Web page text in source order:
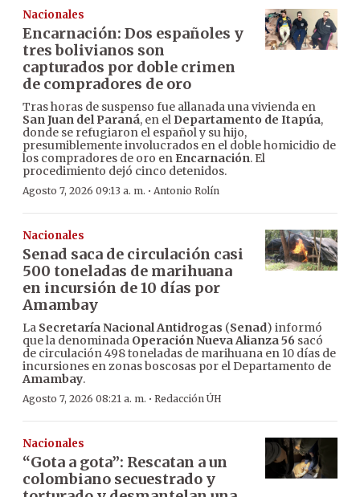
Nacionales
Encarnación: Dos españoles y
tres bolivianos son
capturados por doble crimen
de compradores de oro
Tras horas de suspenso fue allanada una vivienda en
San Juan del Paraná, en el Departamento de Itapúa,
donde se refugiaron el español y su hijo,
presumiblemente involucrados en el doble homicidio de
los compradores de oro en Encarnación. El
procedimiento dejó cinco detenidos.
Agosto 7, 2026 09:13 a. m. · Antonio Rolín
Nacionales
Senad saca de circulación casi
500 toneladas de marihuana
en incursión de 10 días por
Amambay
La Secretaría Nacional Antidrogas (Senad) informó
que la denominada Operación Nueva Alianza 56 sacó
de circulación 498 toneladas de marihuana en 10 días de
incursiones en zonas boscosas por el Departamento de
Amambay.
Agosto 7, 2026 08:21 a. m. · Redacción ÚH
Nacionales
“Gota a gota”: Rescatan a un
colombiano secuestrado y